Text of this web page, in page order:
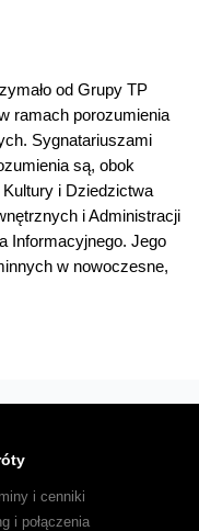
od Grupy TP
ramach porozumienia
Sygnatariuszami
są, obok
i Dziedzictwa
i Administracji
Informacyjnego. Jego
w nowoczesne,
i cenniki
i połączenia